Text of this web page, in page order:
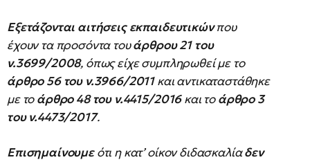
Εξετάζονται αιτήσεις εκπαιδευτικώνπου
έχουν τα προσόντα τουάρθρου 21 του
ν.3699/2008, όπως είχε συμπληρωθεί με το
άρθρο 56 του ν.3966/2011και αντικαταστάθηκε
με τοάρθρο 48 του ν.4415/2016και τοάρθρο 3
του ν.4473/2017.
Επισημαίνουμεότι η κατ’ οίκον διδασκαλίαδεν